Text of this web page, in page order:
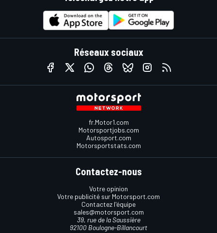
Réseaux sociaux
fr.Motor1.com
Motorsportjobs.com
Autosport.com
Motorsportstats.com
Contactez-nous
Votre opinion
Votre publicité sur Motorsport.com
Contactez l'équipe
sales@motorsport.com
39, rue de la Saussière
92100 Boulogne-Billancourt